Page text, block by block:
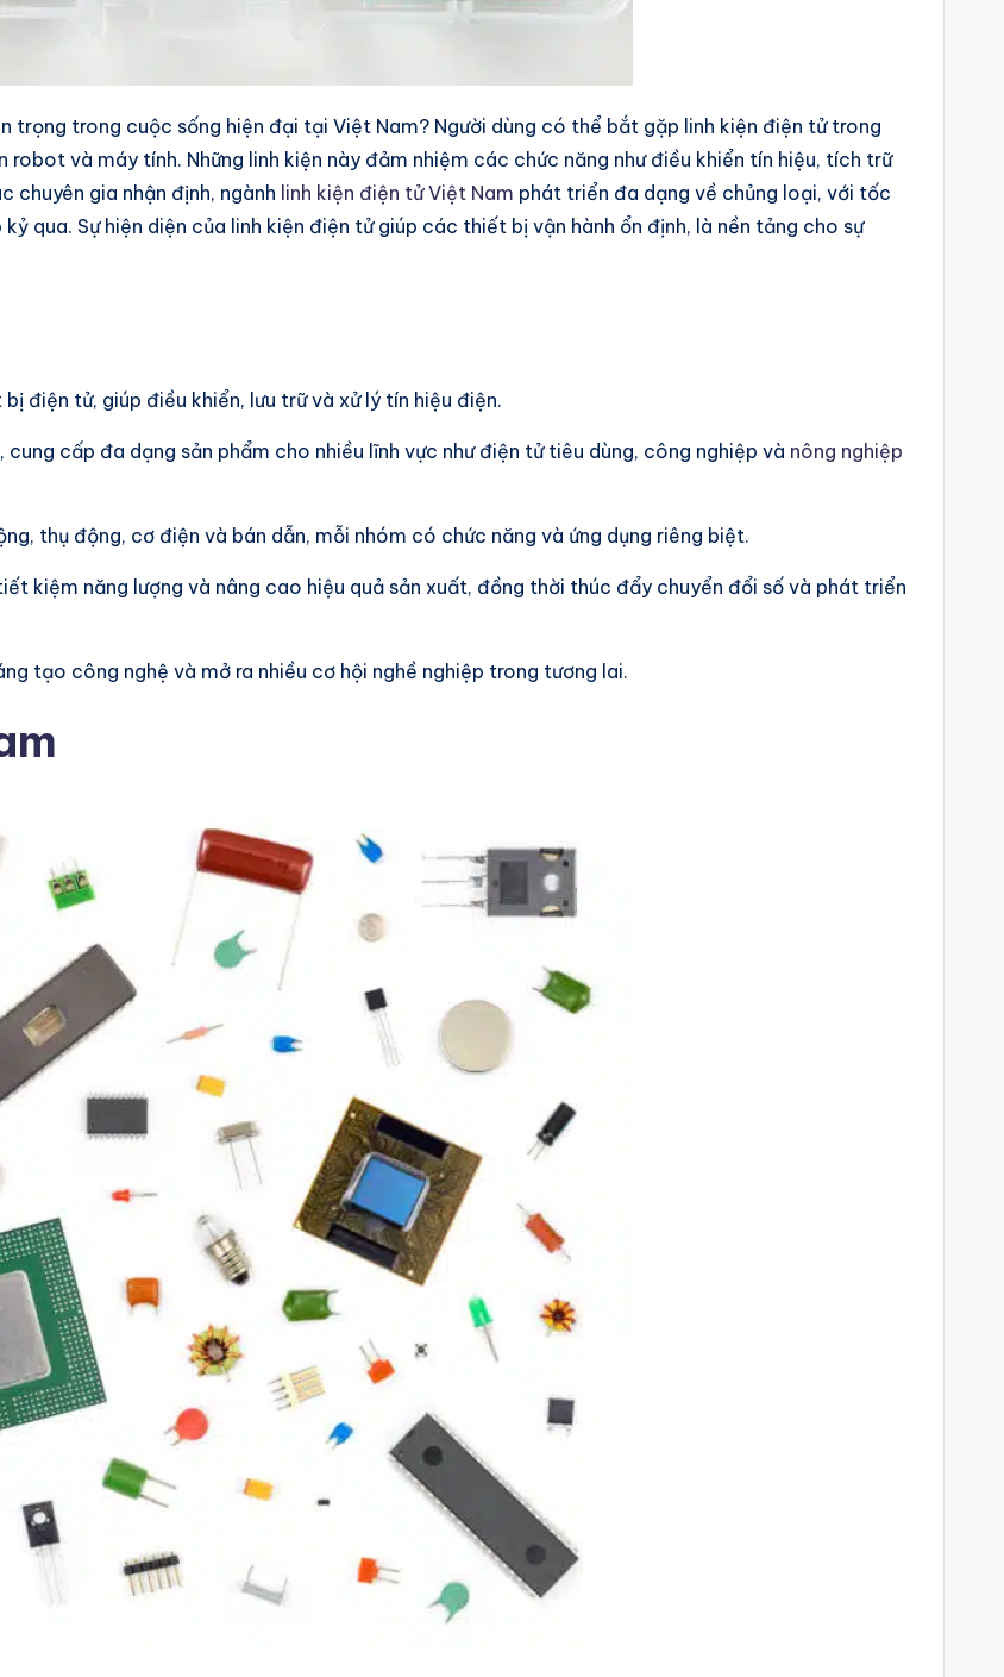
trọng trong cuộc sống hiện đại tại Việt Nam? Người dùng có thể bắt gặp linh kiện điện tử trong
và máy tính. Những linh kiện này đảm nhiệm các chức năng như điều khiển tín hiệu, tích trữ
chuyên gia nhận định, ngành linh kiện điện tử Việt Nam phát triển đa dạng về chủng loại, với tốc
qua. Sự hiện diện của linh kiện điện tử giúp các thiết bị vận hành ổn định, là nền tảng cho sự
điện tử, giúp điều khiển, lưu trữ và xử lý tín hiệu điện.
cấp đa dạng sản phẩm cho nhiều lĩnh vực như điện tử tiêu dùng, công nghiệp và nông nghiệp
thụ động, cơ điện và bán dẫn, mỗi nhóm có chức năng và ứng dụng riêng biệt.
kiệm năng lượng và nâng cao hiệu quả sản xuất, đồng thời thúc đẩy chuyển đổi số và phát triển
tạo công nghệ và mở ra nhiều cơ hội nghề nghiệp trong tương lai.